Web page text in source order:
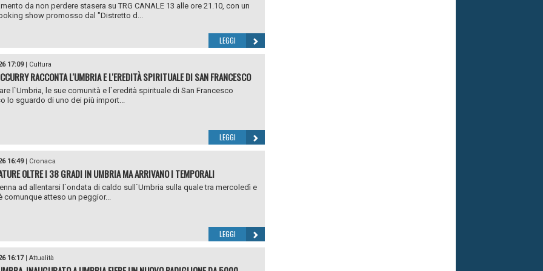
da non perdere stasera su TRG CANALE 13 alle ore 21.10, con un
show promosso dal "Distretto d...
LEGGI
17:09| Cultura
RACCONTA L'UMBRIA E L'EREDITÀ SPIRITUALE DI SAN FRANCESCO
l`Umbria, le sue comunità e l`eredità spirituale di San Francesco
lo sguardo di uno dei più import...
LEGGI
16:49| Cronaca
OLTRE I 38 GRADI IN UMBRIA MA ARRIVANO I TEMPORALI
ad allentarsi l`ondata di caldo sull`Umbria sulla quale tra mercoledì e
comunque atteso un peggior...
LEGGI
16:17| Attualità